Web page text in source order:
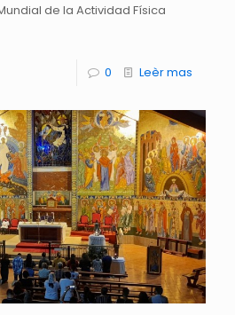
de la Actividad Física
0 Leèr mas